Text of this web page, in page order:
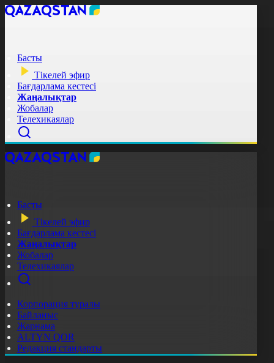
Басты
Тікелей эфир
Бағдарлама кестесі
Жаңалықтар
Жобалар
Телехикаялар
Басты
Тікелей эфир
Бағдарлама кестесі
Жаңалықтар
Жобалар
Телехикаялар
Корпорация туралы
Байланыс
Жарнама
ALTYN QOR
Редакция стандарты